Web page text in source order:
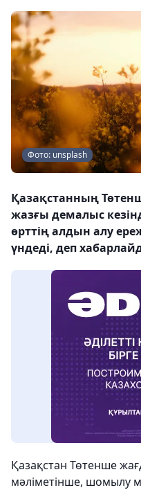
Фото: unsplash
Қазақстанның
жазғы демалыс
өрттің алдын алу
үндеді, деп
Қазақстан Төтенше
мәліметінше, шомылу